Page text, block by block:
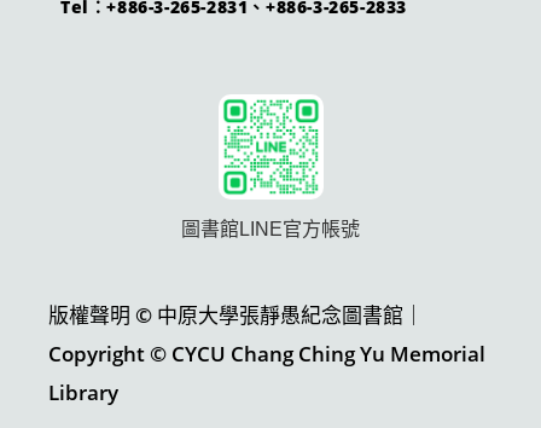
Tel：+886-3-265-2831、+886-3-265-2833
圖書館LINE官方帳號
版權聲明 © 中原大學張靜愚紀念圖書館｜
Copyright © CYCU Chang Ching Yu Memorial
Library